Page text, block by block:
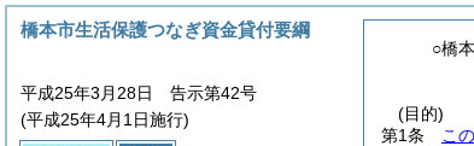
○橋
(目的)
第1条
こ
橋本市生活保護つなぎ資金貸付要綱
平成25年3月28日 告示第42号
(平成25年4月1日施行)